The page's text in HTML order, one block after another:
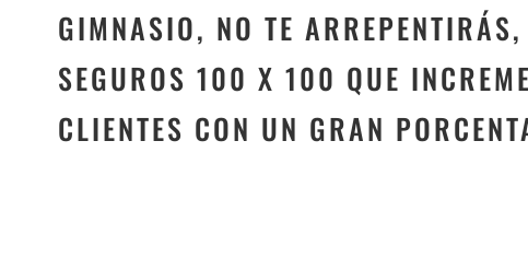
GIMNASIO, NO TE ARREPENTIRÁS,
SEGUROS 100 X 100 QUE
CLIENTES CON UN GRAN